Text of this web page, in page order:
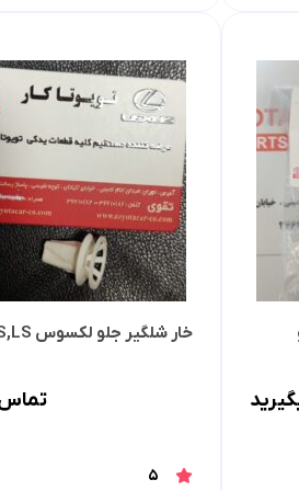
لوازم بدنه کمری
لوازم بدنه لندکروزر
لوازم بدنه هایس
لوازم بدنه هایلوکس
لوازم بدنه یاریس
لوازم بدنه پریوس
لوازم الکتریکی و
لوازم الکتریکی و
لوازم الکتریکی و
لوازم الکتریکی و کامپیوتر
لوازم الکتریکی و کامپیوتر FJCRUISER
لوازم الکتریکی و
خار شلگیر جلو لکسوس IS,GS,LS
تماس
5